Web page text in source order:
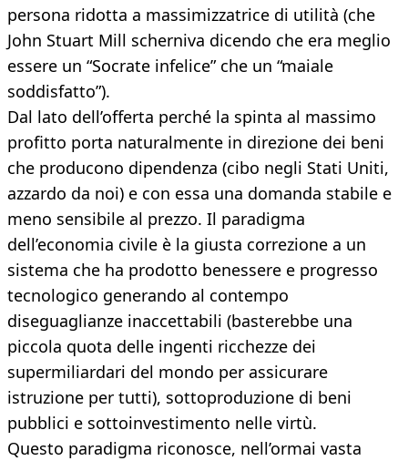
persona ridotta a massimizzatrice di utilità (che
John Stuart Mill scherniva dicendo che era meglio
essere un “Socrate infelice” che un “maiale
soddisfatto”).
Dal lato dell’offerta perché la spinta al massimo
profitto porta naturalmente in direzione dei beni
che producono dipendenza (cibo negli Stati Uniti,
azzardo da noi) e con essa una domanda stabile e
meno sensibile al prezzo. Il paradigma
dell’economia civile è la giusta correzione a un
sistema che ha prodotto benessere e progresso
tecnologico generando al contempo
diseguaglianze inaccettabili (basterebbe una
piccola quota delle ingenti ricchezze dei
supermiliardari del mondo per assicurare
istruzione per tutti), sottoproduzione di beni
pubblici e sottoinvestimento nelle virtù.
Questo paradigma riconosce, nell’ormai vasta